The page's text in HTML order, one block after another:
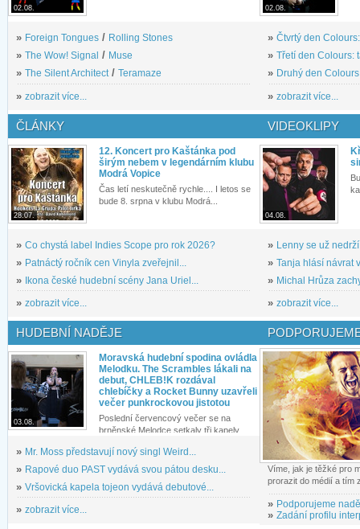
02.08.
» Foreign Tongues / Rolling Stones
» The Wow! Signal / Muse
» The Silent Architect/ Teramaze
» zobrazit více...
02.08.
» Čtvrtý den
» Třetí den Colours:
» Druhý den
» zobrazit více...
ČLÁNKY
28.07.
12. Koncert pro Kaštánka pod
širým nebem v legendárním klubu
Modrá Vopice
Čas letí neskutečně rychle.... I letos se
bude 8. srpna v klubu Modrá...
» Co chystá label Indies Scope pro rok 2026?
» Patnáctý ročník cen Vinyla zveřejnil...
» Ikona české hudební scény Jana Uriel...
» zobrazit více...
VIDEOKLIPY
04.08.
» Lenny se už
» Tanja hlásí návrat
» Michal Hrůza
» zobrazit více...
HUDEBNÍ NADĚJE
03.08.
Moravská hudební spodina ovládla
Melodku. The Scrambles lákali na
debut, CHLEB!K rozdával
chlebíčky a Rocket Bunny uzavřeli
večer punkrockovou jistotou
Poslední červencový večer se na
brněnské Melodce setkaly tři kapely...
» Mr. Moss představují nový singl Weird...
» Rapové duo PAST vydává svou pátou desku...
» Vršovická kapela tojeon vydává debutové...
» zobrazit více...
Víme, jak je těžké pro
prorazit do médií a tím
» Podporujeme
» Zadání profilu